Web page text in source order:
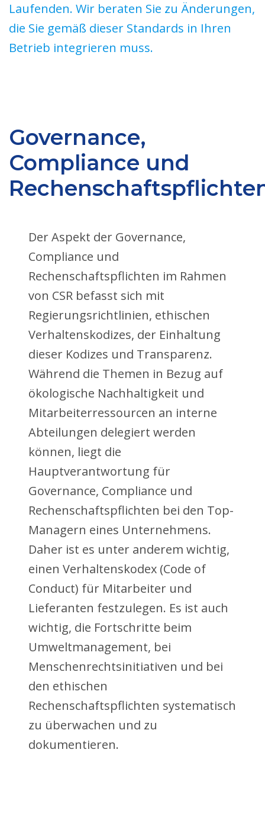
Laufenden. Wir beraten Sie zu Änderungen,
die Sie gemäß dieser Standards in Ihren
Betrieb integrieren muss.
Governance,
Compliance und
Der Aspekt der Governance,
Compliance und
Rechenschaftspflichten im Rahmen
von CSR befasst sich mit
Regierungsrichtlinien, ethischen
Verhaltenskodizes, der Einhaltung
dieser Kodizes und Transparenz.
Während die Themen in Bezug auf
ökologische Nachhaltigkeit und
Mitarbeiterressourcen an interne
Abteilungen delegiert werden
können, liegt die
Hauptverantwortung für
Governance, Compliance und
Rechenschaftspflichten bei den Top-
Managern eines Unternehmens.
Daher ist es unter anderem wichtig,
einen Verhaltenskodex (Code of
Conduct) für Mitarbeiter und
Lieferanten festzulegen. Es ist auch
wichtig, die Fortschritte beim
Umweltmanagement, bei
Menschenrechtsinitiativen und bei
den ethischen
Rechenschaftspflichten systematisch
zu überwachen und zu
dokumentieren.